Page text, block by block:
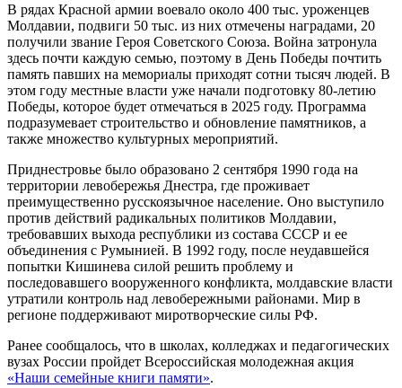
В рядах Красной армии воевало около 400 тыс. уроженцев
Молдавии, подвиги 50 тыс. из них отмечены наградами, 20
получили звание Героя Советского Союза. Война затронула
здесь почти каждую семью, поэтому в День Победы почтить
память павших на мемориалы приходят сотни тысяч людей. В
этом году местные власти уже начали подготовку 80-летию
Победы, которое будет отмечаться в 2025 году. Программа
подразумевает строительство и обновление памятников, а
также множество культурных мероприятий.
Приднестровье было образовано 2 сентября 1990 года на
территории левобережья Днестра, где проживает
преимущественно русскоязычное население. Оно выступило
против действий радикальных политиков Молдавии,
требовавших выхода республики из состава СССР и ее
объединения с Румынией. В 1992 году, после неудавшейся
попытки Кишинева силой решить проблему и
последовавшего вооруженного конфликта, молдавские власти
утратили контроль над левобережными районами. Мир в
регионе поддерживают миротворческие силы РФ.
Ранее сообщалось, что в школах, колледжах и педагогических
вузах России пройдет Всероссийская молодежная акция
«Наши семейные книги памяти».